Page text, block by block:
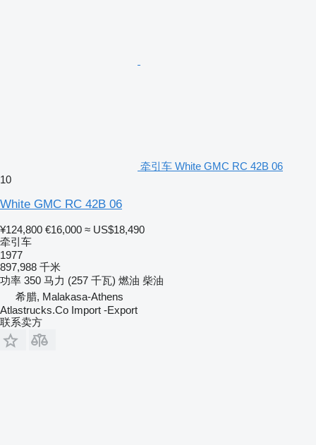
牵引车 White GMC RC 42B 06
10
White GMC RC 42B 06
¥124,800 €16,000 ≈ US$18,490
牵引车
1977
897,988 千米
功率 350 马力 (257 千瓦) 燃油 柴油
希腊, Malakasa-Athens
Atlastrucks.Co Import -Export
联系卖方